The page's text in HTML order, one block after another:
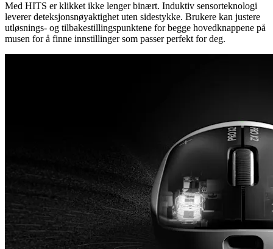
Med HITS er klikket ikke lenger binært. Induktiv sensorteknologi
leverer deteksjonsnøyaktighet uten sidestykke. Brukere kan justere
utløsnings- og tilbakestillingspunktene for begge hovedknappene på
musen for å finne innstillinger som passer perfekt for deg.